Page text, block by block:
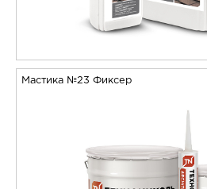
Мастика №23 Фиксер